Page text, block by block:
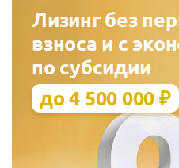
Лизинг без
взноса и с
по субсидии
до 4 500 000 ₽